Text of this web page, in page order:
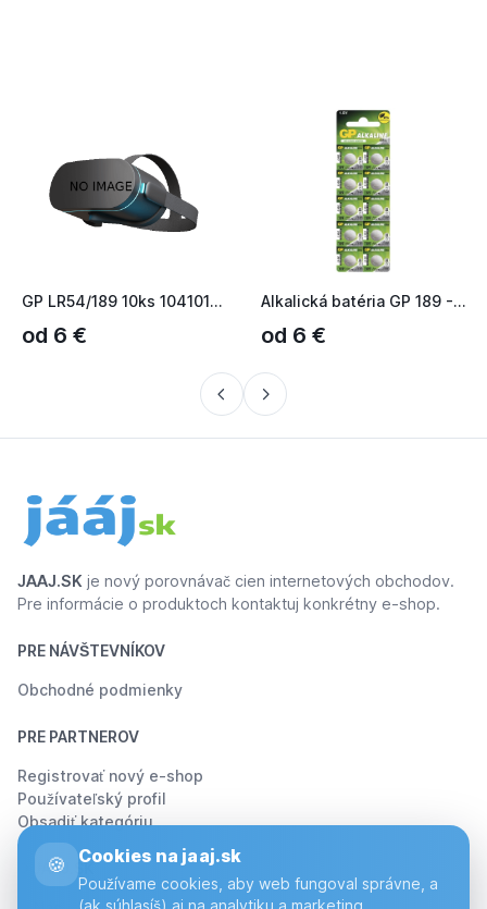
GP LR54/189 10ks 1041018910
od 6 €
Alkalická batéria GP 189 - 10ks 1041018910
od 6 €
JAAJ.SK je nový porovnávač cien internetových obchodov.
Pre informácie o produktoch kontaktuj konkrétny e-shop.
PRE NÁVŠTEVNÍKOV
Obchodné podmienky
PRE PARTNEROV
Registrovať nový e-shop
Používateľský profil
Obsadiť kategóriu
O JÁÁJ.SK
🍪 Cookies na jaaj.sk
Používame cookies, aby web fungoval správne, a
(ak súhlasíš) aj na analytiku a marketing.